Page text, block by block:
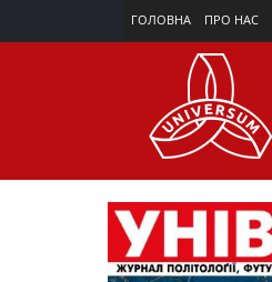
ГОЛОВНА ПРО НАС